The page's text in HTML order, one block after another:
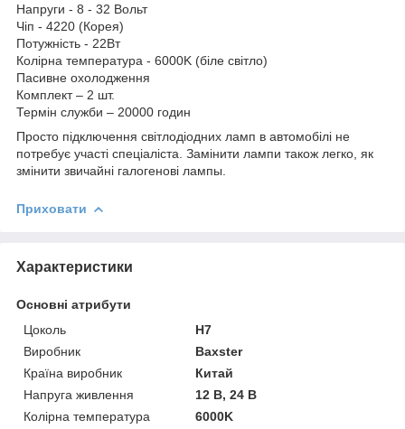
Напруги - 8 - 32 Вольт
Чіп - 4220 (Корея)
Потужність - 22Вт
Колірна температура - 6000K (біле світло)
Пасивне охолодження
Комплект – 2 шт.
Термін служби – 20000 годин
Просто підключення світлодіодних ламп в автомобілі не
потребує участі спеціаліста. Замінити лампи також легко, як
змінити звичайні галогенові лампы.
Приховати
Характеристики
Основні атрибути
Цоколь
H7
Виробник
Baxster
Країна виробник
Китай
Напруга живлення
12 В, 24 В
Колірна температура
6000K